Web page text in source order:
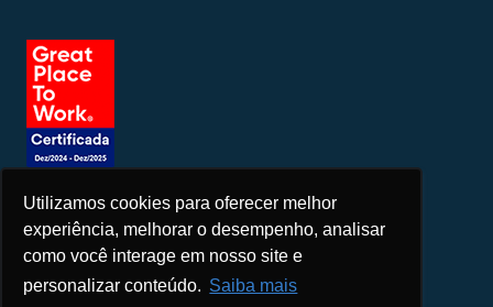
Utilizamos cookies para oferecer melhor
experiência, melhorar o desempenho, analisar
como você interage em nosso site e
personalizar conteúdo. Saiba mais
Seja um patrocinador